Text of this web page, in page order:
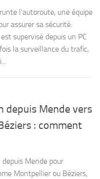
l’autoroute, une équipe
assurer sa sécurité.
supervisé depuis un PC
la surveillance du trafic,
depuis Mende vers
: comment
Mende pour
Montpellier ou Béziers,